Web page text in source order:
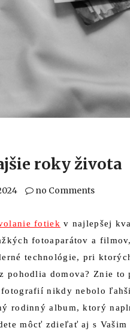
roky života
no Comments
fotiek v najlepšej
fotoaparátov a
technológie, pri
pohodlia domova? Znie to
nikdy nebolo
rodinný album, ktorý
môcť zdieľať aj s